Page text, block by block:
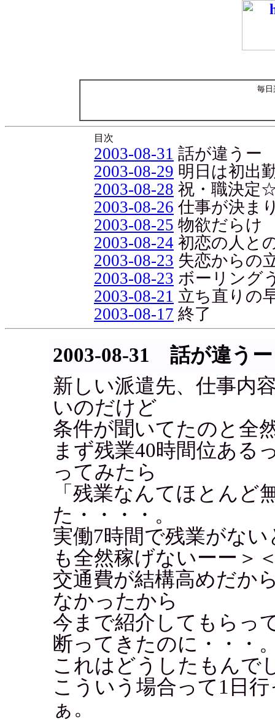
毎日
目次
2003-08-31 話が違うー
2003-08-29 明日は初出
2003-08-28 祝・職決定
2003-08-26 仕事が決ま
2003-08-25 物欲だらけ
2003-08-24 初恋の人と
2003-08-23 失恋からの
2003-08-23 ボーリング
2003-08-21 立ち直りの
2003-08-17 終了
2003-08-31 話が違うー
新しい派遣先、仕事内
いのだけど
条件が聞いてたのと全
まず残業40時間位ある
ってみたら
「残業なんてほとんど
た・・・・。
実働7時間で残業がな
も全然稼げないーー＞
交通費が結構高めだか
なかったから
今まで紹介してもらっ
断ってきたのに・・・
これはどうしたもんで
こういう場合って1日
ぁ。